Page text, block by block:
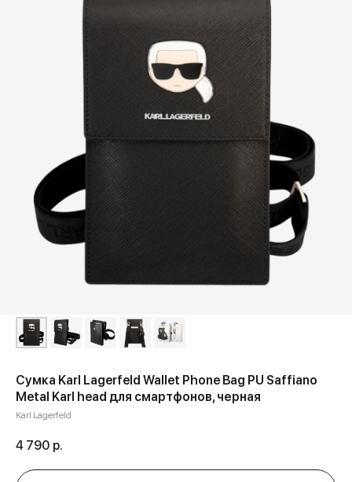
Сумка Karl Lagerfeld Wallet Phone Bag PU Saffiano
Metal Karl head для смартфонов, черная
Karl Lagerfeld
4 790 р.